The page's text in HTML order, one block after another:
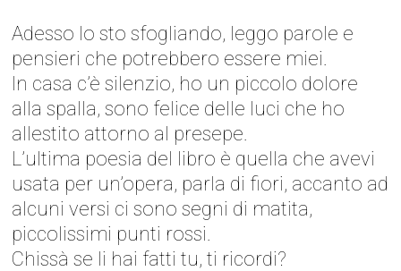
Adesso lo sto sfogliando, leggo parole e
pensieri che potrebbero essere miei.
In casa c’è silenzio, ho un piccolo dolore
alla spalla, sono felice delle luci che ho
allestito attorno al presepe.
L’ultima poesia del libro è quella che avevi
usata per un’opera, parla di fiori, accanto ad
alcuni versi ci sono segni di matita,
piccolissimi punti rossi.
Chissà se li hai fatti tu, ti ricordi?